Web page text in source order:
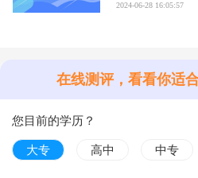
2024-06-28 16:05:57
在线测评，看看你适
您目前的学历？
大专 高中 中专